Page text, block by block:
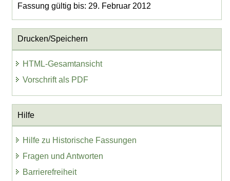
Fassung gültig bis: 29. Februar 2012
Drucken/Speichern
HTML-Gesamtansicht
Vorschrift als PDF
Hilfe
Hilfe zu Historische Fassungen
Fragen und Antworten
Barrierefreiheit